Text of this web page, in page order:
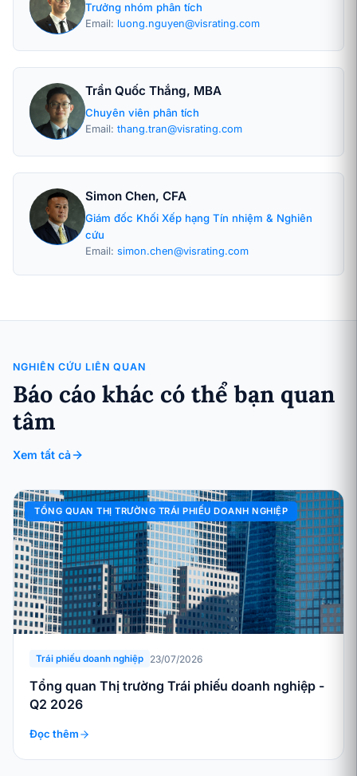
Trưởng nhóm phân tích
Email: luong.nguyen@visrating.com
Trần Quốc Thắng, MBA
Chuyên viên phân tích
Email: thang.tran@visrating.com
Simon Chen, CFA
Giám đốc Khối Xếp hạng Tín nhiệm & Nghiên
cứu
Email: simon.chen@visrating.com
NGHIÊN CỨU LIÊN QUAN
Báo cáo khác có thể bạn quan
tâm
Xem tất cả
TỔNG QUAN THỊ TRƯỜNG TRÁI PHIẾU DOANH NGHIỆP
Trái phiếu doanh nghiệp 23/07/2026
Tổng quan Thị trường Trái phiếu doanh nghiệp -
Q2 2026
Đọc thêm